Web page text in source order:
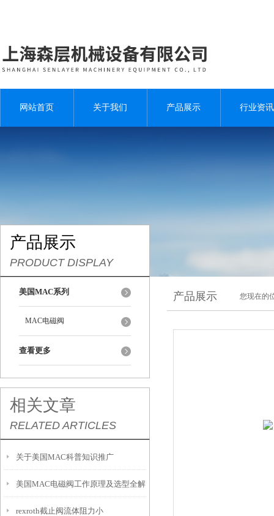
网站首页 关于我们 产品展示 行业资讯
产品展示
PRODUCT DISPLAY
美国MAC系列
MAC电磁阀
查看更多
相关文章
RELATED ARTICLES
关于美国MAC科普知识推广
美国MAC电磁阀工作原理及选型全解
rexroth截止阀流体阻力小
产品展示 您现在的